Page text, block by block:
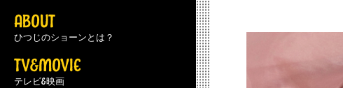
ABOUT
ひつじのショーンとは？
TV&MOVIE
テレビ&映画